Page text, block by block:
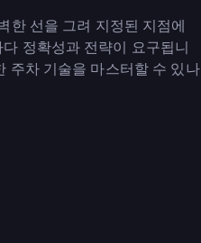
한 선을 그려 지정된 지점에
정확성과 전략이 요구됩니
주차 기술을 마스터할 수 있나